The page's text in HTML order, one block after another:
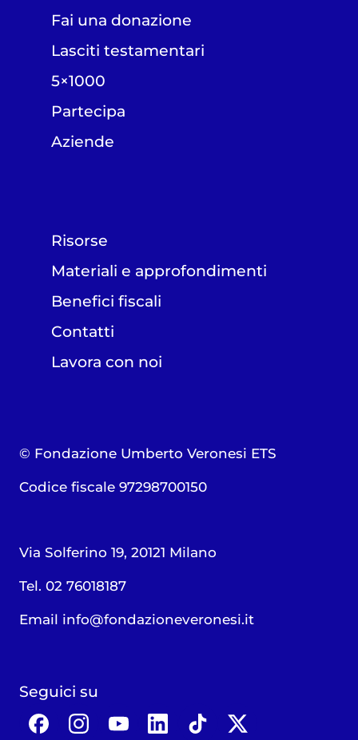
Fai una donazione
Lasciti testamentari
5×1000
Partecipa
Aziende
Risorse
Materiali e approfondimenti
Benefici fiscali
Contatti
Lavora con noi
© Fondazione Umberto Veronesi ETS
Codice fiscale 97298700150
Via Solferino 19, 20121 Milano
Tel. 02 76018187
Email info@fondazioneveronesi.it
Seguici su